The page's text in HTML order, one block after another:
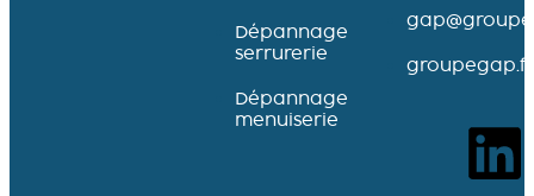
Dépannage
serrurerie
Dépannage
menuiserie
groupegap.fr